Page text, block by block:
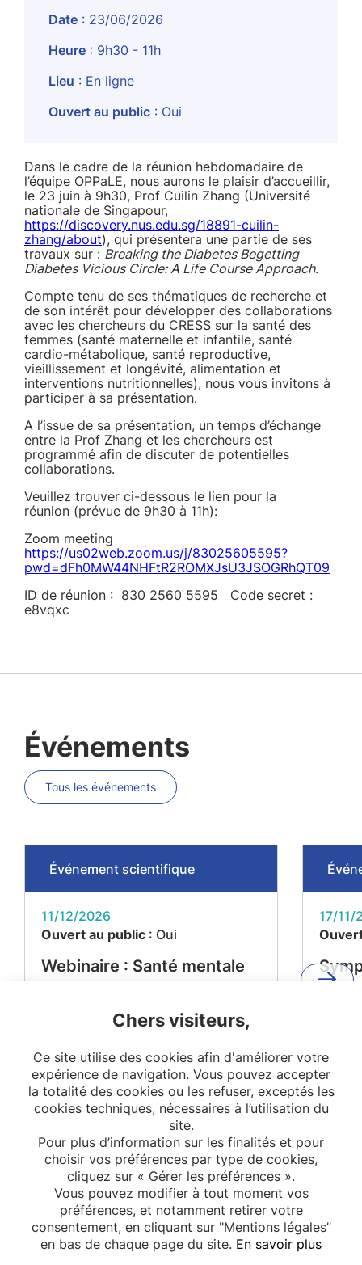
Date : 23/06/2026
Heure : 9h30 - 11h
Lieu : En ligne
Ouvert au public : Oui
Dans le cadre de la réunion hebdomadaire de
l’équipe OPPaLE, nous aurons le plaisir d’accueillir,
le 23 juin à 9h30, Prof Cuilin Zhang (Université
nationale de Singapour,
https://discovery.nus.edu.sg/18891-cuilin-
zhang/about), qui présentera une partie de ses
travaux sur : Breaking the Diabetes Begetting
Diabetes Vicious Circle: A Life Course Approach.
Compte tenu de ses thématiques de recherche et
de son intérêt pour développer des collaborations
avec les chercheurs du CRESS sur la santé des
femmes (santé maternelle et infantile, santé
cardio-métabolique, santé reproductive,
vieillissement et longévité, alimentation et
interventions nutritionnelles), nous vous invitons à
participer à sa présentation.
A l’issue de sa présentation, un temps d’échange
entre la Prof Zhang et les chercheurs est
programmé afin de discuter de potentielles
collaborations.
Veuillez trouver ci-dessous le lien pour la
réunion (prévue de 9h30 à 11h):
Zoom meeting
https://us02web.zoom.us/j/83025605595?
pwd=dFh0MW44NHFtR2ROMXJsU3JSOGRhQT09
ID de réunion : 830 2560 5595 Code secret :
e8vqxc
Événements
Tous les événements
Événement scientifique
11/12/2026
Ouvert au public : Oui
Webinaire : Santé mentale
Projet MEMORIES
17/11/
la
Chers visiteurs,
Ce site utilise des cookies afin d'améliorer votre
expérience de navigation. Vous pouvez accepter
la totalité des cookies ou les refuser, exceptés les
cookies techniques, nécessaires à l’utilisation du
site.
Pour plus d’information sur les finalités et pour
choisir vos préférences par type de cookies,
cliquez sur « Gérer les préférences ».
Vous pouvez modifier à tout moment vos
préférences, et notamment retirer votre
consentement, en cliquant sur "Mentions légales”
en bas de chaque page du site. En savoir plus